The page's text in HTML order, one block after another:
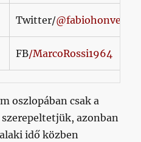
Twitter/@fabiohonved
FB/MarcoRossi1964
oszlopában csak a
azonban
idő közben